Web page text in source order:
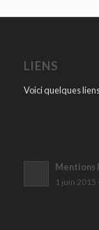
LIENS
Voici quelques
Mentions
1 juin 2015